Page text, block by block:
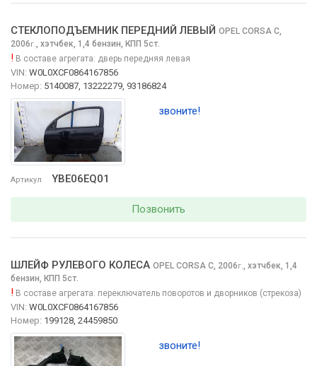
Артикул YBE06EQ01
СТЕКЛОПОДЪЕМНИК ПЕРЕДНИЙ ЛЕВЫЙ OPEL CORSA C,
2006г., хэтчбек, 1,4 бензин, КПП 5ст.
! В составе агрегата: дверь передняя левая
VIN: W0L0XCF0864167856
Номер: 5140087, 13222279, 93186824
звоните!
Позвонить
ШЛЕЙФ РУЛЕВОГО КОЛЕСА OPEL CORSA C, 2006г., хэтчбек, 1,4
бензин, КПП 5ст.
! В составе агрегата: переключатель поворотов и дворников (стрекоза)
VIN: W0L0XCF0864167856
Номер: 199128, 24459850
звоните!